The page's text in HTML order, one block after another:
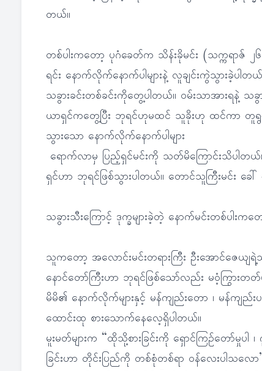
တယ်။
တစ်ပါးကတော့ ပုဂံခေတ်က သိန်းခိုမင်း (သက္ကရာဇ်
ရင်း နောက်လိုက်နောက်ပါများနဲ့ လူချင်းကွဲသွားခဲ့
သခွားခင်းတစ်ခင်းကိုတွေ့ပါတယ်။ ဝမ်းသာအားရနဲ့ သခွာ
ယာရှင်ကတွေ့ပြီး ဘုရင်ဟုမထင် သူခိုးဟု ထင်ကာ တူရွင်း
သွားသော နောက်လိုက်နောက်ပါများ
ရောက်လာမှ ပြည့်ရှင်မင်းကို သတ်မိကြောင်းသိပ
ရှင်ဟာ ဘုရင်ဖြစ်သွားပါတယ်။ တောင်သူကြီးမင်း ခေ
သခွားသီးကြောင့် ဒုက္ခများခဲ့တဲ့ နောက်မင်းတစ်ပါ
သူကတော့ အလောင်းမင်းတရားကြီး ဦးအောင်ဇေယျရဲ့
နောင်တော်ကြီးဟာ ဘုရင်ဖြစ်သော်လည်း မဝံ့ကြွားတတ်ပဲ
မိမိ၏ နောက်လိုက်များနှင့် မန်ကျည်းတော ၊ မန်ကျည်း
ထောင်းထု စားသောက်နေလေ့ရှိပါတယ်။
မူးမတ်များက “ထိုသို့စားခြင်းကို ရှောင်ကြဉ်တော်မှုပ
ခြင်းဟာ တိုင်းပြည်ကို တစ်စုံတစ်ရာ ဝန်လေးပါသလေ